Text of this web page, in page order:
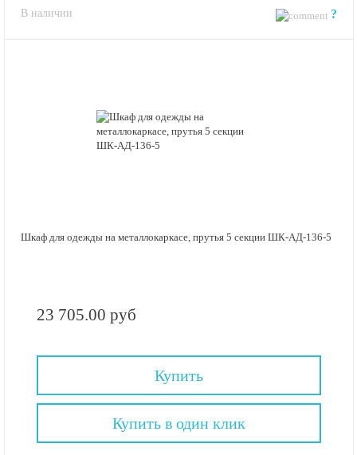
В наличии ?
Шкаф для одежды на металлокаркасе, прутья 5 секции ШК-АД-136-5
23 705.00 руб
Купить
Купить в один клик